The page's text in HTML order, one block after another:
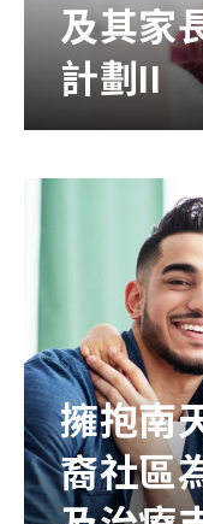
關於本會
聯絡我們
及其家
計劃II
擁抱南
裔社區